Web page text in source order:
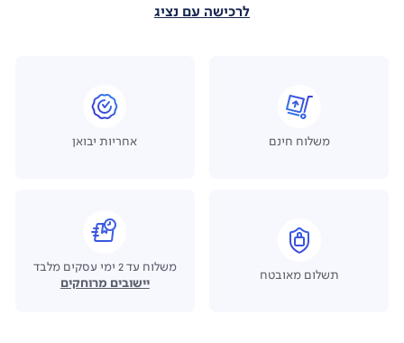
לרכישה עם נציג
משלוח חינם אחריות יבואן
תשלום מאובטח
משלוח עד 2 ימי עסקים מלבד
יישובים מרוחקים